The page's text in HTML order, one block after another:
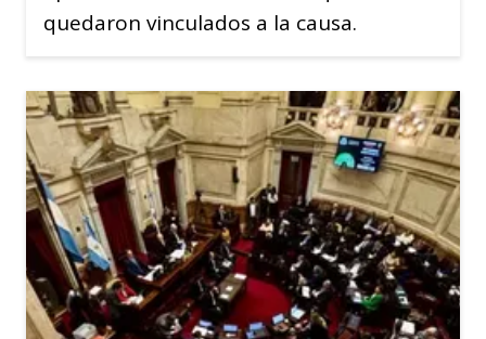
quedaron vinculados a la causa.